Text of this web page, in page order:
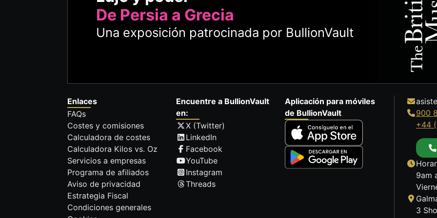
De Persia a Grecia
Una exposición patrocinada por BullionVault
Enlaces
FAQs
Costes y comisiones
Calculadora de costes
Calculadora Kilos vs. Oz
Servicios a empresas
Programa de afiliados
Aviso de privacidad
Estrategia Fiscal
Condiciones generales
Encuentre a BullionVault
en:
X (Twitter)
LinkedIn
Facebook
YouTube
Instagram
Threads
Aplicación para móviles
de BullionVault
900
+44
9am
3